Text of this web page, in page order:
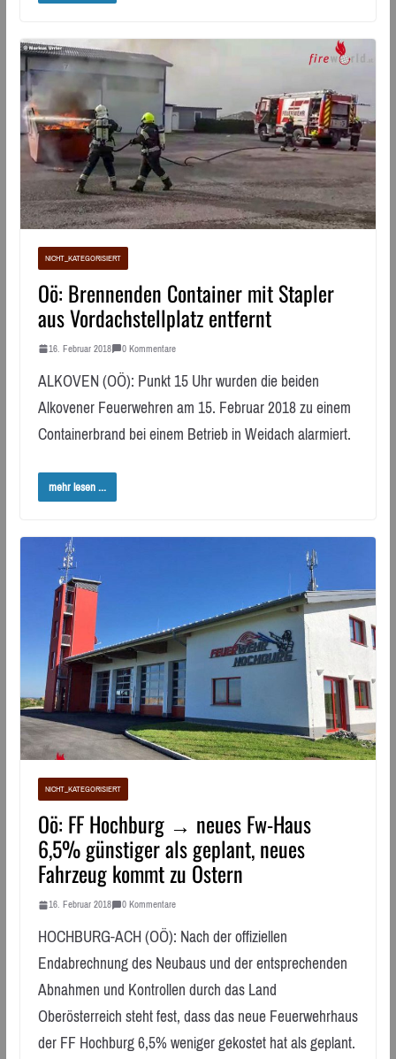
NICHT_KATEGORISIERT
Oö: Brennenden Container mit Stapler
aus Vordachstellplatz entfernt
16. Februar 2018 0 Kommentare
ALKOVEN (OÖ): Punkt 15 Uhr wurden die beiden
Alkovener Feuerwehren am 15. Februar 2018 zu einem
Containerbrand bei einem Betrieb in Weidach alarmiert.
mehr lesen ...
NICHT_KATEGORISIERT
Oö: FF Hochburg → neues Fw-Haus
6,5% günstiger als geplant, neues
Fahrzeug kommt zu Ostern
16. Februar 2018 0 Kommentare
HOCHBURG-ACH (OÖ): Nach der offiziellen
Endabrechnung des Neubaus und der entsprechenden
Abnahmen und Kontrollen durch das Land
Oberösterreich steht fest, dass das neue Feuerwehrhaus
der FF Hochburg 6,5% weniger gekostet hat als geplant.